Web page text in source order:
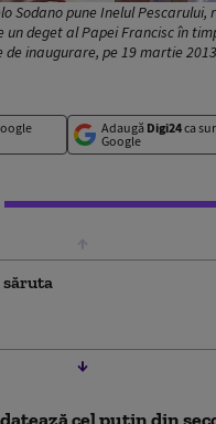
Sodano pune Inelul Pescarului,
deget al Papei Francisc în
inaugurare, pe 19 martie
Adaugă Digi24ca
Google
săruta